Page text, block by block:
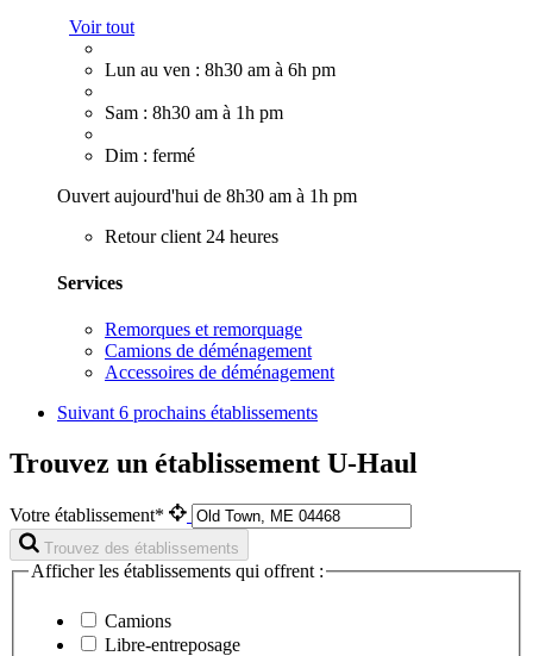
Voir tout
Lun au ven : 8h30 am à 6h pm
Sam : 8h30 am à 1h pm
Dim : fermé
Ouvert aujourd'hui de 8h30 am à 1h pm
Retour client 24 heures
Services
Remorques et remorquage
Camions de déménagement
Accessoires de déménagement
Suivant 6 prochains établissements
Trouvez un établissement U-Haul
Votre établissement*
Trouvez des établissements
Afficher les établissements qui offrent :
Camions
Libre-entreposage